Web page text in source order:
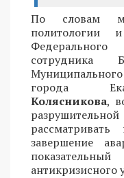
По словам
политологии
города
Колясникова,
завершение
антикризисного